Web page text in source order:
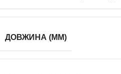
ДОВЖИНА (ММ)